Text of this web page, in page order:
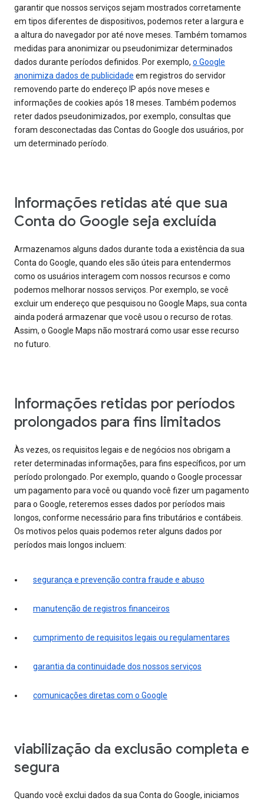
garantir que nossos serviços sejam mostrados corretamente
em tipos diferentes de dispositivos, podemos reter a largura e
a altura do navegador por até nove meses. Também tomamos
medidas para anonimizar ou pseudonimizar determinados
dados durante períodos definidos. Por exemplo, o Google
anonimiza dados de publicidade em registros do servidor
removendo parte do endereço IP após nove meses e
informações de cookies após 18 meses. Também podemos
reter dados pseudonimizados, por exemplo, consultas que
foram desconectadas das Contas do Google dos usuários, por
um determinado período.
Informações retidas até que sua
Conta do Google seja excluída
Armazenamos alguns dados durante toda a existência da sua
Conta do Google, quando eles são úteis para entendermos
como os usuários interagem com nossos recursos e como
podemos melhorar nossos serviços. Por exemplo, se você
excluir um endereço que pesquisou no Google Maps, sua conta
ainda poderá armazenar que você usou o recurso de rotas.
Assim, o Google Maps não mostrará como usar esse recurso
no futuro.
Informações retidas por períodos
prolongados para fins limitados
Às vezes, os requisitos legais e de negócios nos obrigam a
reter determinadas informações, para fins específicos, por um
período prolongado. Por exemplo, quando o Google processar
um pagamento para você ou quando você fizer um pagamento
para o Google, reteremos esses dados por períodos mais
longos, conforme necessário para fins tributários e contábeis.
Os motivos pelos quais podemos reter alguns dados por
períodos mais longos incluem:
segurança e prevenção contra fraude e abuso
manutenção de registros financeiros
cumprimento de requisitos legais ou regulamentares
garantia da continuidade dos nossos serviços
comunicações diretas com o Google
viabilização da exclusão completa e
segura
Quando você exclui dados da sua Conta do Google, iniciamos